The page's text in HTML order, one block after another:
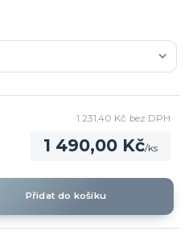
1 490,00 Kč/ks
1 231,40 Kč bez DPH
Přidat do košíku